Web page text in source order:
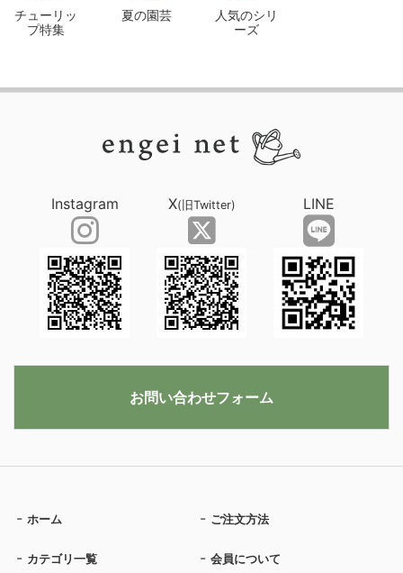
チューリッ
プ特集
夏の園芸
人気のシリ
ーズ
ホーム ご注文方法
カテゴリ一覧 会員について
Instagram X(旧Twitter) LINE
お問い合わせフォーム